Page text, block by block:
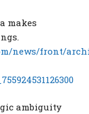
makes
news/front/
ambiguity